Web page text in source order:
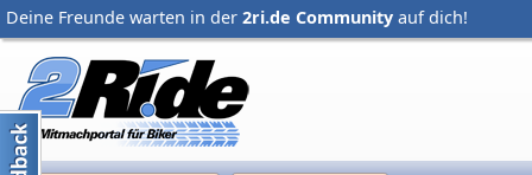
Deine Freunde warten in der 2ri.de Community auf dich!